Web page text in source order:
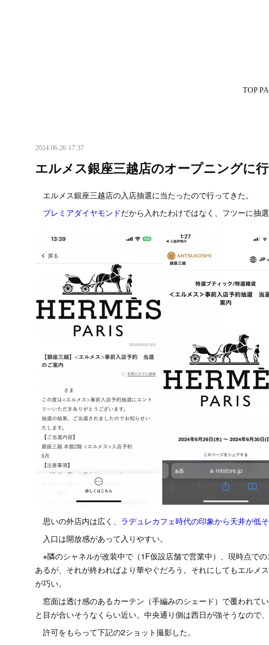
TOP
2024.06.26 17:37
エルメス銀座三越店のオープニングに行
エルメス銀座三越店の入店抽選に当たったので行ってきた。
プレミアダイヤモンドだから入れたわけではなく、フツーに抽選
思いの外店内は広く、 ラデュレカフェ時代の印象から天井が低
入口は開放感があって入りやすい。
※隣のシャネルが改装中で（1F仮設店舗で営業中）、現時点で
あるが、それが終わればより華やぐだろう。それにしてもエルメ
が巧い。
窓面は透け感のあるカーテン（手編みのシェード）で覆われて
と目が合いそうなくらい近い。中央通り側は西日が強そうなので
許可をもらって下記の2ショット撮影した。